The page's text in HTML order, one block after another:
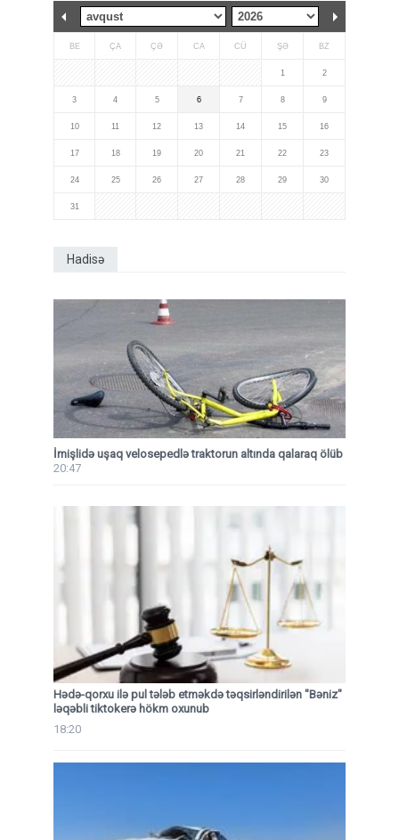
BE ÇA ÇƏ CA CÜ ŞƏ BZ
1 2
3 4 5 6 7 8 9
10 11 12 13 14 15 16
17 18 19 20 21 22 23
24 25 26 27 28 29 30
31
Hadisə
İmişlidə uşaq velosepedlə traktorun altında qalaraq ölüb
20:47
Hədə-qorxu ilə pul tələb etməkdə təqsirləndirilən "Bəniz"
ləqəbli tiktokerə hökm oxunub
18:20